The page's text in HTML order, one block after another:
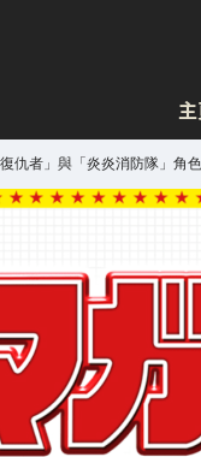
仇者」與「炎炎消防隊」角